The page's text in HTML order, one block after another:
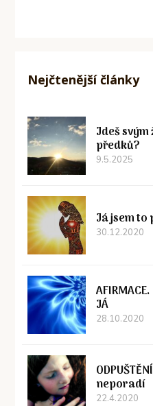
Nejčtenější články
Jdeš
předků?
9.5.2025
Já jsem to
30.12.2020
JÁ
28.10.2020
neporadí
22.4.2020